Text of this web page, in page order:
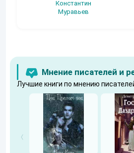
Константин
Муравьев
Мнение писателей и
Лучшие книги по мнению